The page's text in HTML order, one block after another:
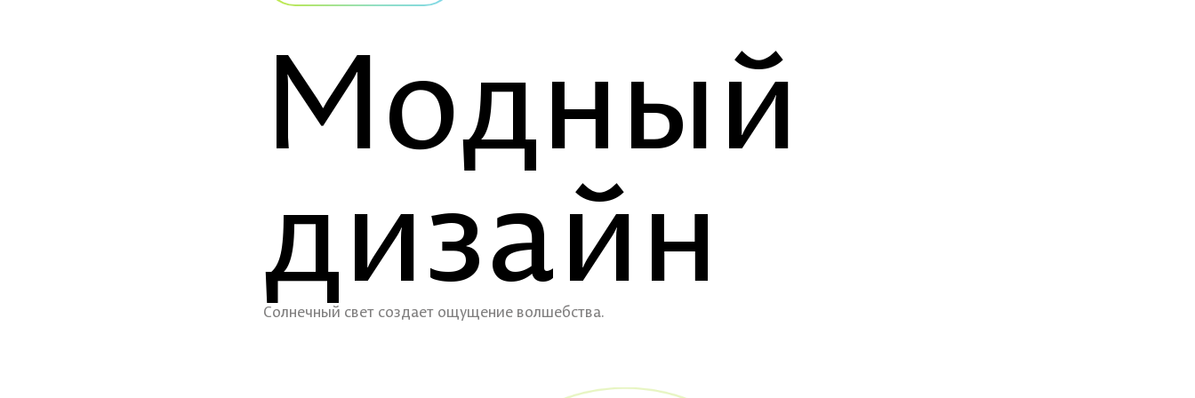
Модный
дизайн
Солнечный свет создает ощущение волшебства.